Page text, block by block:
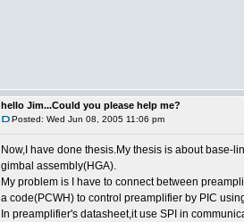
hello Jim...Could you please help me?
Posted: Wed Jun 08, 2005 11:06 pm
Now,I have done thesis.My thesis is about base-
gimbal assembly(HGA).
My problem is I have to connect between
a code(PCWH) to control preamplifier by PIC
In preamplifier's datasheet,it use SPI in